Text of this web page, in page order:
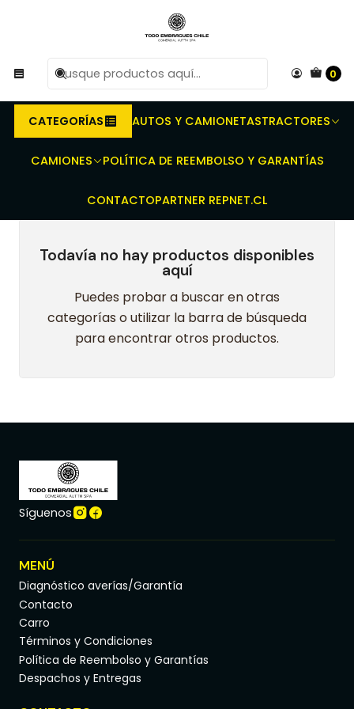
0
CATEGORÍAS AUTOS Y CAMIONETASTRACTORES
CAMIONES POLÍTICA DE REEMBOLSO Y GARANTÍAS
CONTACTOPARTNER REPNET.CL
Compra antes de las 10 AM de Lunes a Viernes y
entregaremos al transporte en un máximo de 24 hrs hábiles.
Inicio TODO EMBRAGUES
TODO EMBRAGUES
Todavía no hay productos disponibles
aquí
Puedes probar a buscar en otras
categorías o utilizar la barra de búsqueda
para encontrar otros productos.
Síguenos
MENÚ
Diagnóstico averías/Garantía
Contacto
Carro
Términos y Condiciones
Política de Reembolso y Garantías
Despachos y Entregas